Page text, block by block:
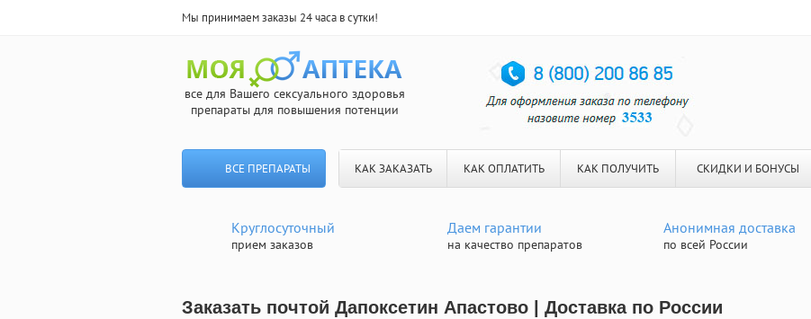
Мы принимаем заказы 24 часа в сутки!
все для Вашего сексуального здоровья
препараты для повышения потенции
ВСЕ ПРЕПАРАТЫ КАК ЗАКАЗАТЬ КАК ОПЛАТИТЬ КАК ПОЛУЧИТЬ СКИДКИ И БОНУСЫ
Круглосуточный
прием заказов
Даем гарантии
на качество препаратов
Анонимная доставка
по всей России
Заказать почтой Дапоксетин Апастово | Доставка по России